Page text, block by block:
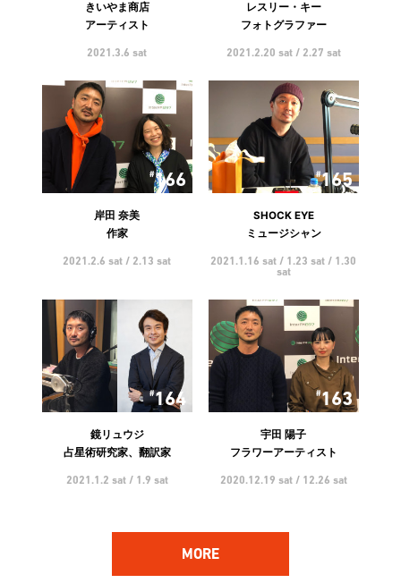
きいやま商店
アーティスト
2021.3.6 sat
レスリー・キー
フォトグラファー
2021.2.20 sat / 2.27 sat
166
岸田 奈美
作家
2021.2.6 sat / 2.13 sat
165
SHOCK EYE
ミュージシャン
2021.1.16 sat / 1.23 sat / 1.30
sat
164
鏡リュウジ
占星術研究家、翻訳家
2021.1.2 sat / 1.9 sat
163
宇田 陽子
フラワーアーティスト
2020.12.19 sat / 12.26 sat
MORE